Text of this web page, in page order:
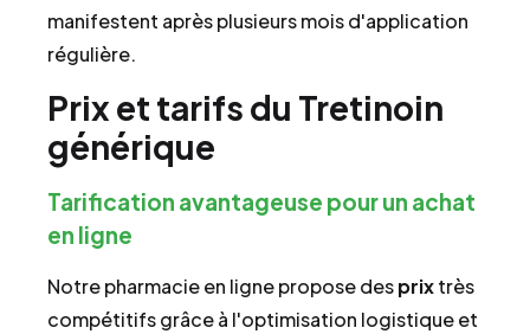
manifestent après plusieurs mois d'application
régulière.
Prix et tarifs du Tretinoin
générique
Tarification avantageuse pour un achat
en ligne
Notre pharmacie en ligne propose desprixtrès
compétitifs grâce à l'optimisation logistique et